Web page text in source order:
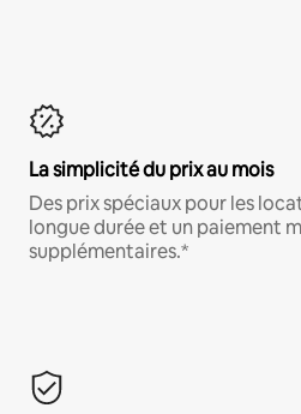
La simplicité du prix au mois
Des prix spéciaux pour les
longue durée et un paiement
supplémentaires.*